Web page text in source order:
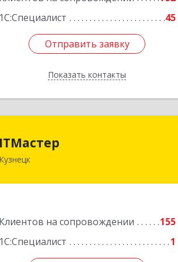
1С:Специалист
45
Отправить заявку
Показать контакты
Отправить заявку
Назад
ITМастер
Кузнецк
Клиентов на сопровождении
155
1С:Специалист
1
442537, Пензенская обл, Кузнецк г,
Подробнее